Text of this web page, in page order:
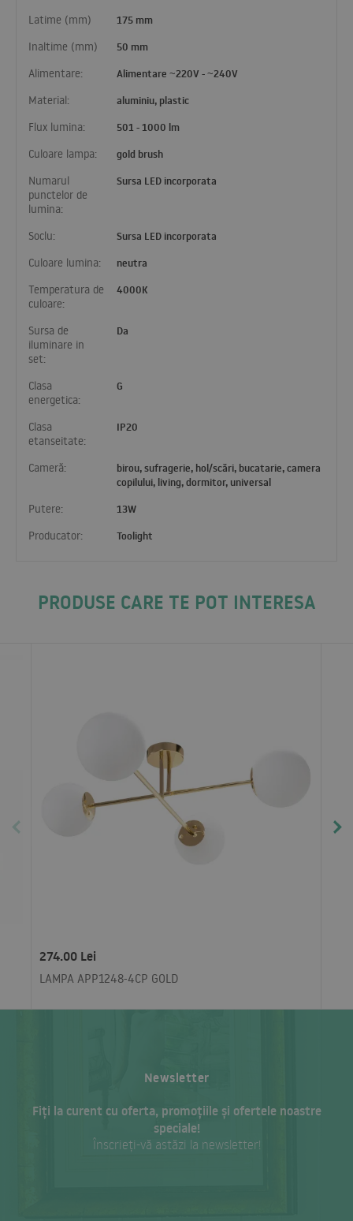
Latime (mm)
175 mm
Inaltime (mm)
50 mm
Alimentare:
Alimentare ~220V - ~240V
Material:
aluminiu, plastic
Flux lumina:
501 - 1000 lm
Culoare lampa:
gold brush
Numarul
punctelor de
lumina:
Sursa LED incorporata
Soclu:
Sursa LED incorporata
Culoare lumina:
neutra
Temperatura de
culoare:
4000K
Sursa de
iluminare in
set:
Da
Clasa
energetica:
G
Clasa
etanseitate:
IP20
Cameră:
birou, sufragerie, hol/scări, bucatarie, camera
copilului, living, dormitor, universal
Putere:
13W
Producator:
Toolight
PRODUSE CARE TE POT INTERESA
274.00 Lei
LAMPA APP1248-4CP GOLD
Newsletter
Fiți la curent cu oferta, promoțiile și ofertele noastre
speciale!
Înscrieți-vă astăzi la newsletter!